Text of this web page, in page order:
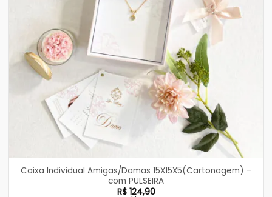
Caixa Individual Amigas/Damas 15X15X5(Cartonagem) –
com PULSEIRA
R$124,90